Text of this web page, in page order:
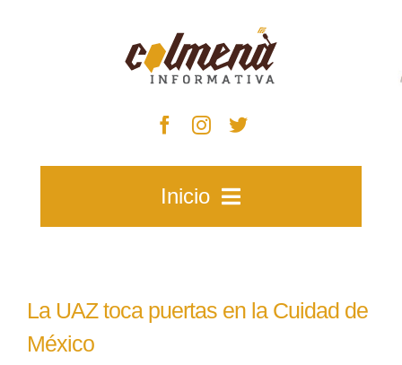
Inicio
La UAZ toca puertas en la Cuidad de
México